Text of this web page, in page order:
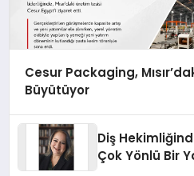
Cesur Packaging,
Büyütüyor
Diş
Çok Yönlü Bir